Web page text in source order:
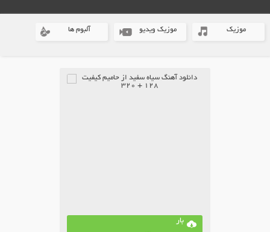
موزیک موزیک ویدیو آلبوم ها
بار